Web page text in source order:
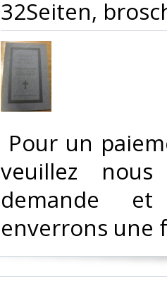
32Seiten,
Pour un
veuillez
demande
enverrons une